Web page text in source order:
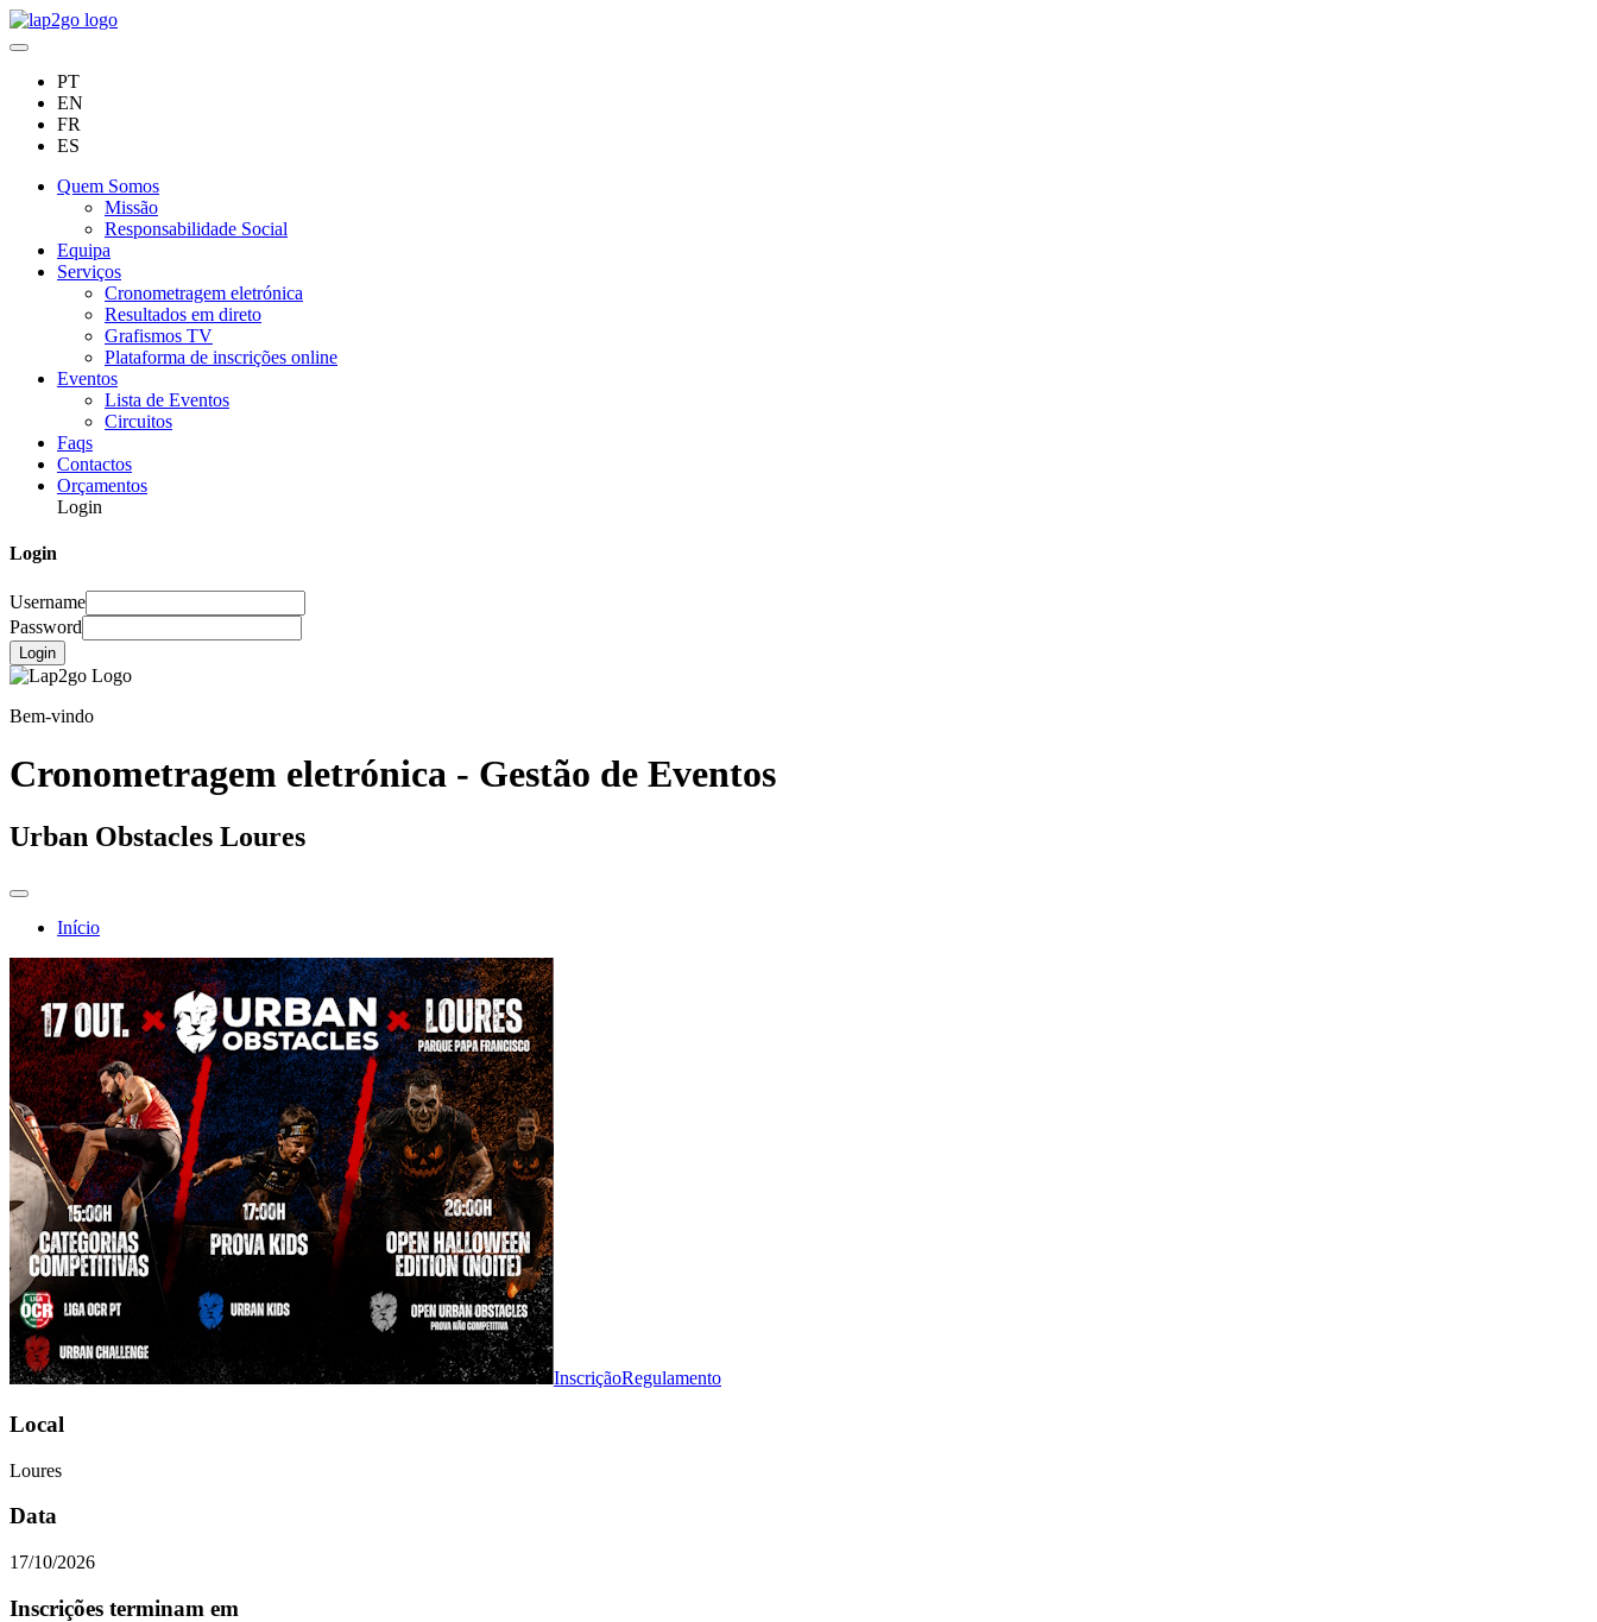
PT
EN
FR
ES
Quem Somos
Missão
Responsabilidade Social
Equipa
Serviços
Cronometragem eletrónica
Resultados em direto
Grafismos TV
Plataforma de inscrições online
Eventos
Lista de Eventos
Circuitos
Faqs
Contactos
Orçamentos
Login
Login
Username
Password
Login
Bem-vindo
Cronometragem eletrónica - Gestão de Eventos
Urban Obstacles Loures
Início
InscriçãoRegulamento
Local
Loures
Data
17/10/2026
Inscrições terminam em